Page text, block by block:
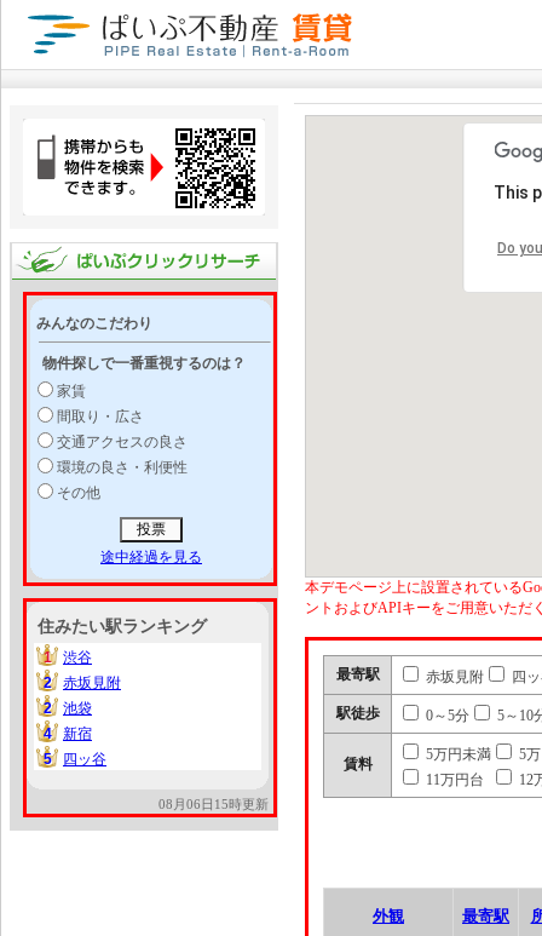
みんなのこだわり
物件探しで一番重視するのは？
家賃
間取り・広さ
交通アクセスの良さ
環境の良さ・利便性
その他
途中経過を見る
住みたい駅ランキング
1
1
渋谷
2
2
赤坂見附
2
2
池袋
4
4
新宿
5
5 四ッ谷
08月06日15時更新
This
Do
本デモページ上に設置されている
ントおよびAPIキーをご用意いただ
最寄駅 赤坂見附 四
駅徒歩 0～5分 5～10
賃料
5万円未満
5
11万円台
12
外観 最寄駅